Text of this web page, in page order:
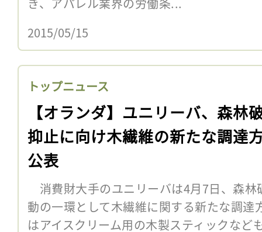
2015/05/15
トップニュース
【オランダ】ユニリーバ、森林
抑止に向け木繊維の新たな調達
公表
消費財大手のユニリーバは4月7日、森林
動の一環として木繊維に関する新たな調達
はアイスクリーム用の木製スティックなど